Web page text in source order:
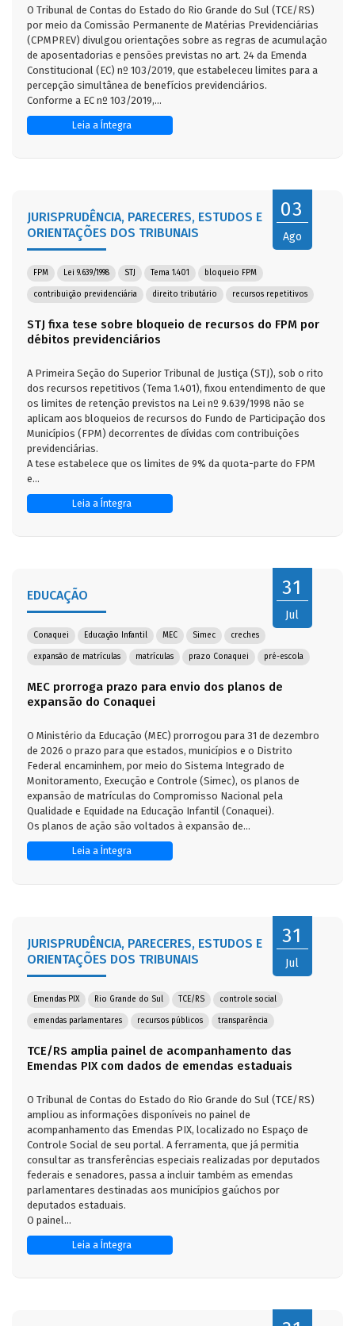
O Tribunal de Contas do Estado do Rio Grande do Sul (TCE/RS)
por meio da Comissão Permanente de Matérias Previdenciárias
(CPMPREV) divulgou orientações sobre as regras de acumulação
de aposentadorias e pensões previstas no art. 24 da Emenda
Constitucional (EC) nº 103/2019, que estabeleceu limites para a
percepção simultânea de benefícios previdenciários.
Conforme a EC nº 103/2019,...
Leia a Íntegra
03
Ago
JURISPRUDÊNCIA, PARECERES, ESTUDOS E
ORIENTAÇÕES DOS TRIBUNAIS
FPM Lei 9.639/1998 STJ Tema 1.401 bloqueio FPM
contribuição previdenciária direito tributário recursos repetitivos
STJ fixa tese sobre bloqueio de recursos do FPM por
débitos previdenciários
A Primeira Seção do Superior Tribunal de Justiça (STJ), sob o rito
dos recursos repetitivos (Tema 1.401), fixou entendimento de que
os limites de retenção previstos na Lei nº 9.639/1998 não se
aplicam aos bloqueios de recursos do Fundo de Participação dos
Municípios (FPM) decorrentes de dívidas com contribuições
previdenciárias.
A tese estabelece que os limites de 9% da quota-parte do FPM
e...
Leia a Íntegra
31
Jul
EDUCAÇÃO
Conaquei Educação Infantil MEC Simec creches
expansão de matrículas matrículas prazo Conaquei pré-escola
MEC prorroga prazo para envio dos planos de
expansão do Conaquei
O Ministério da Educação (MEC) prorrogou para 31 de dezembro
de 2026 o prazo para que estados, municípios e o Distrito
Federal encaminhem, por meio do Sistema Integrado de
Monitoramento, Execução e Controle (Simec), os planos de
expansão de matrículas do Compromisso Nacional pela
Qualidade e Equidade na Educação Infantil (Conaquei).
Os planos de ação são voltados à expansão de...
Leia a Íntegra
31
Jul
JURISPRUDÊNCIA, PARECERES, ESTUDOS E
ORIENTAÇÕES DOS TRIBUNAIS
Emendas PIX Rio Grande do Sul TCE/RS controle social
emendas parlamentares recursos públicos transparência
TCE/RS amplia painel de acompanhamento das
Emendas PIX com dados de emendas estaduais
O Tribunal de Contas do Estado do Rio Grande do Sul (TCE/RS)
ampliou as informações disponíveis no painel de
acompanhamento das Emendas PIX, localizado no Espaço de
Controle Social de seu portal. A ferramenta, que já permitia
consultar as transferências especiais realizadas por deputados
federais e senadores, passa a incluir também as emendas
parlamentares destinadas aos municípios gaúchos por
deputados estaduais.
O painel...
Leia a Íntegra